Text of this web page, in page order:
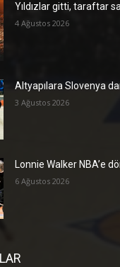
Yıldızlar gitti, taraftar
4 Ağustos 2026
Altyapılara Slovenya
3 Ağustos 2026
Lonnie Walker NBA’e
6 Ağustos 2026